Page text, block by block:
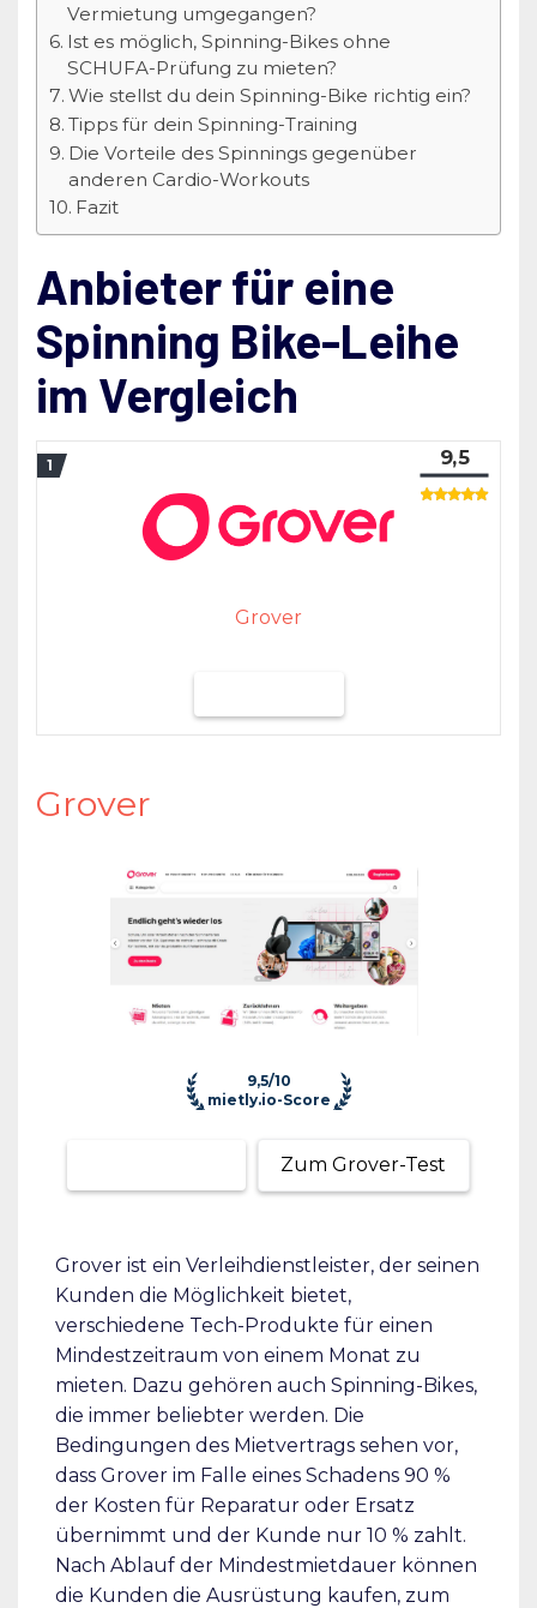
Vermietung umgegangen?
Ist es möglich, Spinning-Bikes ohne
SCHUFA-Prüfung zu mieten?
Wie stellst du dein Spinning-Bike richtig ein?
Tipps für dein Spinning-Training
Die Vorteile des Spinnings gegenüber
anderen Cardio-Workouts
Fazit
Anbieter für eine
Spinning Bike-Leihe
im Vergleich
Grover
9,5
Grover
9,5/10
mietly.io-Score
Zum Grover-Test
Grover ist ein Verleihdienstleister, der seinen
Kunden die Möglichkeit bietet,
verschiedene Tech-Produkte für einen
Mindestzeitraum von einem Monat zu
mieten. Dazu gehören auch Spinning-Bikes,
die immer beliebter werden. Die
Bedingungen des Mietvertrags sehen vor,
dass Grover im Falle eines Schadens 90 %
der Kosten für Reparatur oder Ersatz
übernimmt und der Kunde nur 10 % zahlt.
Nach Ablauf der Mindestmietdauer können
die Kunden die Ausrüstung kaufen, zum